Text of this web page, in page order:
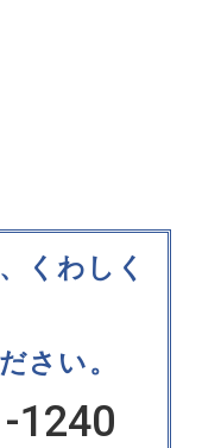
くわしく
さい。
1240